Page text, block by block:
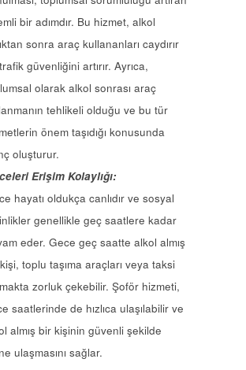
bir adımdır. Bu hizmet, alkol
sonra araç kullananları caydırır
güvenliğini artırır. Ayrıca,
olarak alkol sonrası araç
tehlikeli olduğu ve bu tür
önem taşıdığı konusunda
oluşturur.
Erişim Kolaylığı:
hayatı oldukça canlıdır ve sosyal
genellikle geç saatlere kadar
eder. Gece geç saatte alkol almış
toplu taşıma araçları veya taksi
zorluk çekebilir. Şoför hizmeti,
saatlerinde de hızlıca ulaşılabilir ve
almış bir kişinin güvenli şekilde
ulaşmasını sağlar.